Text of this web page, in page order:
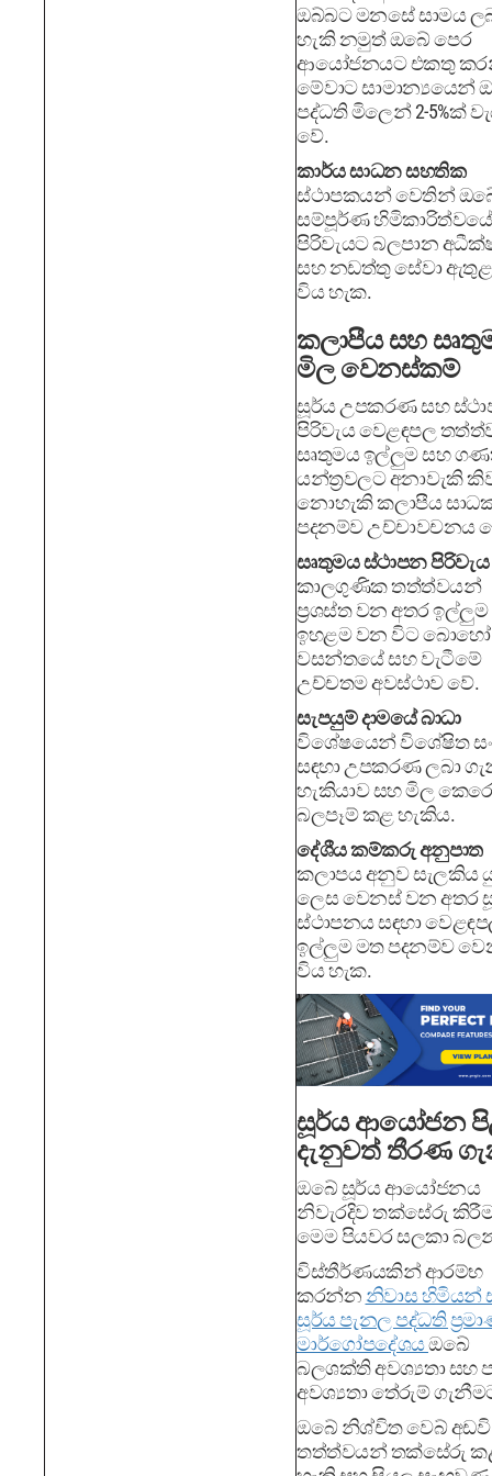
ඔබ්බට මනසේ සාමය
හැකි නමුත් ඔබේ පෙර
ආයෝජනයට එකතු
මේවාට සාමාන්‍යයෙන්
පද්ධති මිලෙන් 2-5%ක්
වේ.
කාර්ය සාධන සහතික
ස්ථාපකයන් වෙතින්
සම්පූර්ණ හිමිකාරිත්වයේ
පිරිවැයට බලපාන
සහ නඩත්තු සේවා
විය හැක.
කලාපීය සහ
මිල වෙනස්කම්
සූර්ය උපකරණ සහ
පිරිවැය වෙළඳපල
සෘතුමය ඉල්ලුම සහ
යන්ත්‍රවලට අනාවැකි
නොහැකි කලාපීය
පදනම්ව උච්චාවචනය
සෘතුමය ස්ථාපන පිරිවැය
කාලගුණික තත්ත්වයන්
ප්‍රශස්ත වන අතර ඉල්ලුම
ඉහළම වන විට බොහෝ
වසන්තයේ සහ වැටීමේ
උච්චතම අවස්ථාව වේ.
සැපයුම් දාමයේ බාධා
විශේෂයෙන් විශේෂිත
සඳහා උපකරණ ලබා
හැකියාව සහ මිල
බලපෑම් කළ හැකිය.
දේශීය කම්කරු අනුපාත
කලාපය අනුව සැලකිය
ලෙස වෙනස් වන අතර
ස්ථාපනය සඳහා
ඉල්ලුම මත පදනම්ව
විය හැක.
සූර්ය ආයෝජන
දැනුවත් තීරණ
ඔබේ සූර්ය ආයෝජනය
නිවැරදිව තක්සේරු
මෙම පියවර සලකා
විස්තීර්ණයකින් ආරම්භ
කරන්න නිවාස හිමියන්
සූර්ය පැනල පද්ධති
මාර්ගෝපදේශයඔබේ
බලශක්ති අවශ්‍යතා සහ
අවශ්‍යතා තේරුම්
ඔබේ නිශ්චිත වෙබ් අඩවි
තත්ත්වයන් තක්සේරු